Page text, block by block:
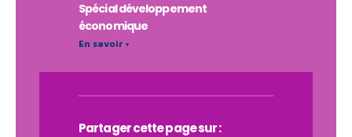
Spécial développement
économique
En savoir +
Partager cette page sur :